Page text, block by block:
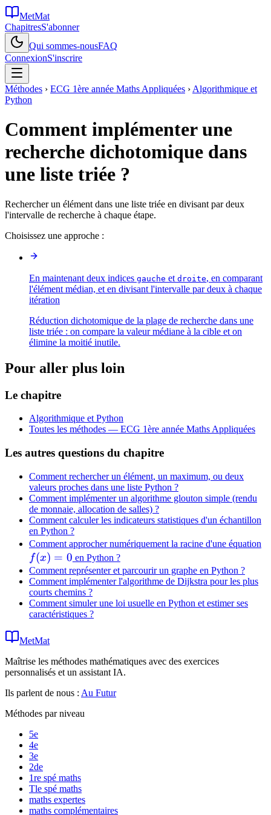
MetMat
ChapitresS'abonner
Qui sommes-nousFAQ
ConnexionS'inscrire
Méthodes › ECG 1ère année Maths Appliquées › Algorithmique et
Python
Comment implémenter une
recherche dichotomique dans
une liste triée ?
Rechercher un élément dans une liste triée en divisant par deux
l'intervalle de recherche à chaque étape.
Choisissez une approche :
En maintenant deux indices gauche et droite, en comparant
l'élément médian, et en divisant l'intervalle par deux à chaque
itération
Réduction dichotomique de la plage de recherche dans une
liste triée : on compare la valeur médiane à la cible et on
élimine la moitié inutile.
Pour aller plus loin
Le chapitre
Algorithmique et Python
Toutes les méthodes — ECG 1ère année Maths Appliquées
Les autres questions du chapitre
Comment rechercher un élément, un maximum, ou deux
valeurs proches dans une liste Python ?
Comment implémenter un algorithme glouton simple (rendu
de monnaie, allocation de salles) ?
Comment calculer les indicateurs statistiques d'un échantillon
en Python ?
Comment approcher numériquement la racine d'une équation
f(x) = 0 en Python ?
Comment représenter et parcourir un graphe en Python ?
Comment implémenter l'algorithme de Dijkstra pour les plus
courts chemins ?
Comment simuler une loi usuelle en Python et estimer ses
caractéristiques ?
MetMat
Maîtrise les méthodes mathématiques avec des exercices
personnalisés et un assistant IA.
Ils parlent de nous : Au Futur
Méthodes par niveau
5e
4e
3e
2de
1re spé maths
Tle spé maths
maths expertes
maths complémentaires